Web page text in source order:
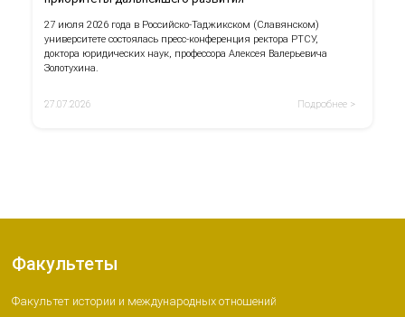
27 июля 2026 года в Российско-Таджикском (Славянском)
университете состоялась пресс-конференция ректора РТСУ,
доктора юридических наук, профессора Алексея Валерьевича
Золотухина.
27.07.2026 Подробнее >
Факультеты
Факультет истории и международных отношений